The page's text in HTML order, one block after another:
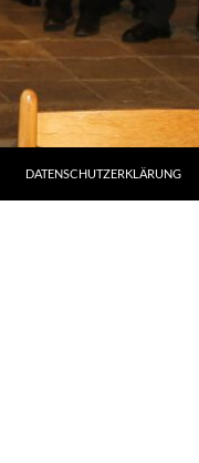
DATENSCHUTZERKLÄRUNG